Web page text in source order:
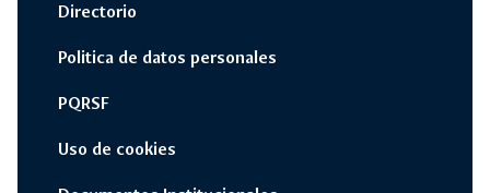
Directorio
Politica de datos personales
PQRSF
Uso de cookies